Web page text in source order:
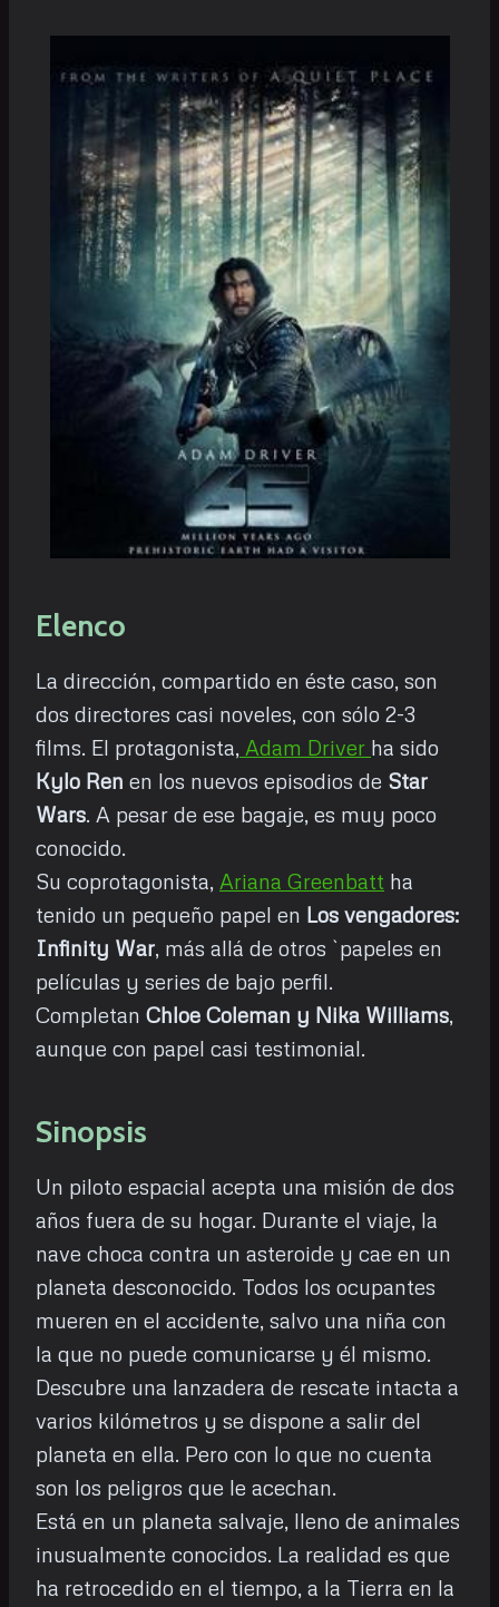
Elenco
La dirección, compartido en éste caso, son
dos directores casi noveles, con sólo 2-3
films. El protagonista, Adam Driver ha sido
Kylo Ren en los nuevos episodios de Star
Wars. A pesar de ese bagaje, es muy poco
conocido.
Su coprotagonista, Ariana Greenbatt ha
tenido un pequeño papel en Los vengadores:
Infinity War, más allá de otros `papeles en
películas y series de bajo perfil.
Completan Chloe Coleman y Nika Williams,
aunque con papel casi testimonial.
Sinopsis
Un piloto espacial acepta una misión de dos
años fuera de su hogar. Durante el viaje, la
nave choca contra un asteroide y cae en un
planeta desconocido. Todos los ocupantes
mueren en el accidente, salvo una niña con
la que no puede comunicarse y él mismo.
Descubre una lanzadera de rescate intacta a
varios kilómetros y se dispone a salir del
planeta en ella. Pero con lo que no cuenta
son los peligros que le acechan.
Está en un planeta salvaje, lleno de animales
inusualmente conocidos. La realidad es que
ha retrocedido en el tiempo, a la Tierra en la